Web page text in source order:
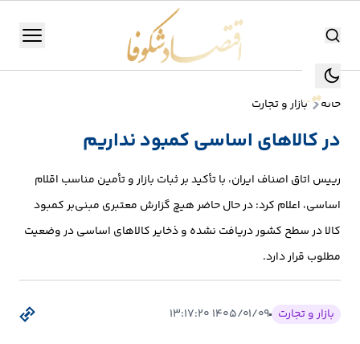
جستجو جستجو
منو
تولید
انرژی
بانک،
بورس
خانه بازار و تجارت
در کالاهای اساسی کمبود نداریم
رییس اتاق اصناف ایران، با تأکید بر ثبات بازار و تأمین مناسب اقلام
اساسی، اعلام کرد: در حال حاضر هیچ گزارش معتبری مبنی‌بر کمبود
کالا در سطح کشور دریافت نشده و ذخایر کالاهای اساسی در وضعیت
مطلوب قرار دارد.
بازار و تجارت ۱۴۰۵/۰۱/۰۹ ۱۳:۱۷:۲۰